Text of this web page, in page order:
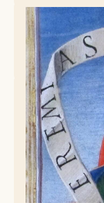
Jacopo Filippo
1500, 13,2 Jeremia |
Stel je voor: je
grap die net over
digitale stilte
wie gelachen
zich al in je
hangt boven de
Wat zullen ze
verpest”?